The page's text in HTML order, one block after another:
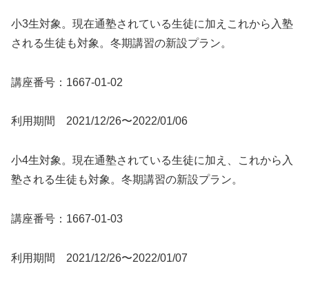
小3生対象。現在通塾されている生徒に加えこれから入塾
される生徒も対象。冬期講習の新設プラン。
講座番号：1667-01-02
利用期間 2021/12/26〜2022/01/06
小4生対象。現在通塾されている生徒に加え、これから入
塾される生徒も対象。冬期講習の新設プラン。
講座番号：1667-01-03
利用期間 2021/12/26〜2022/01/07